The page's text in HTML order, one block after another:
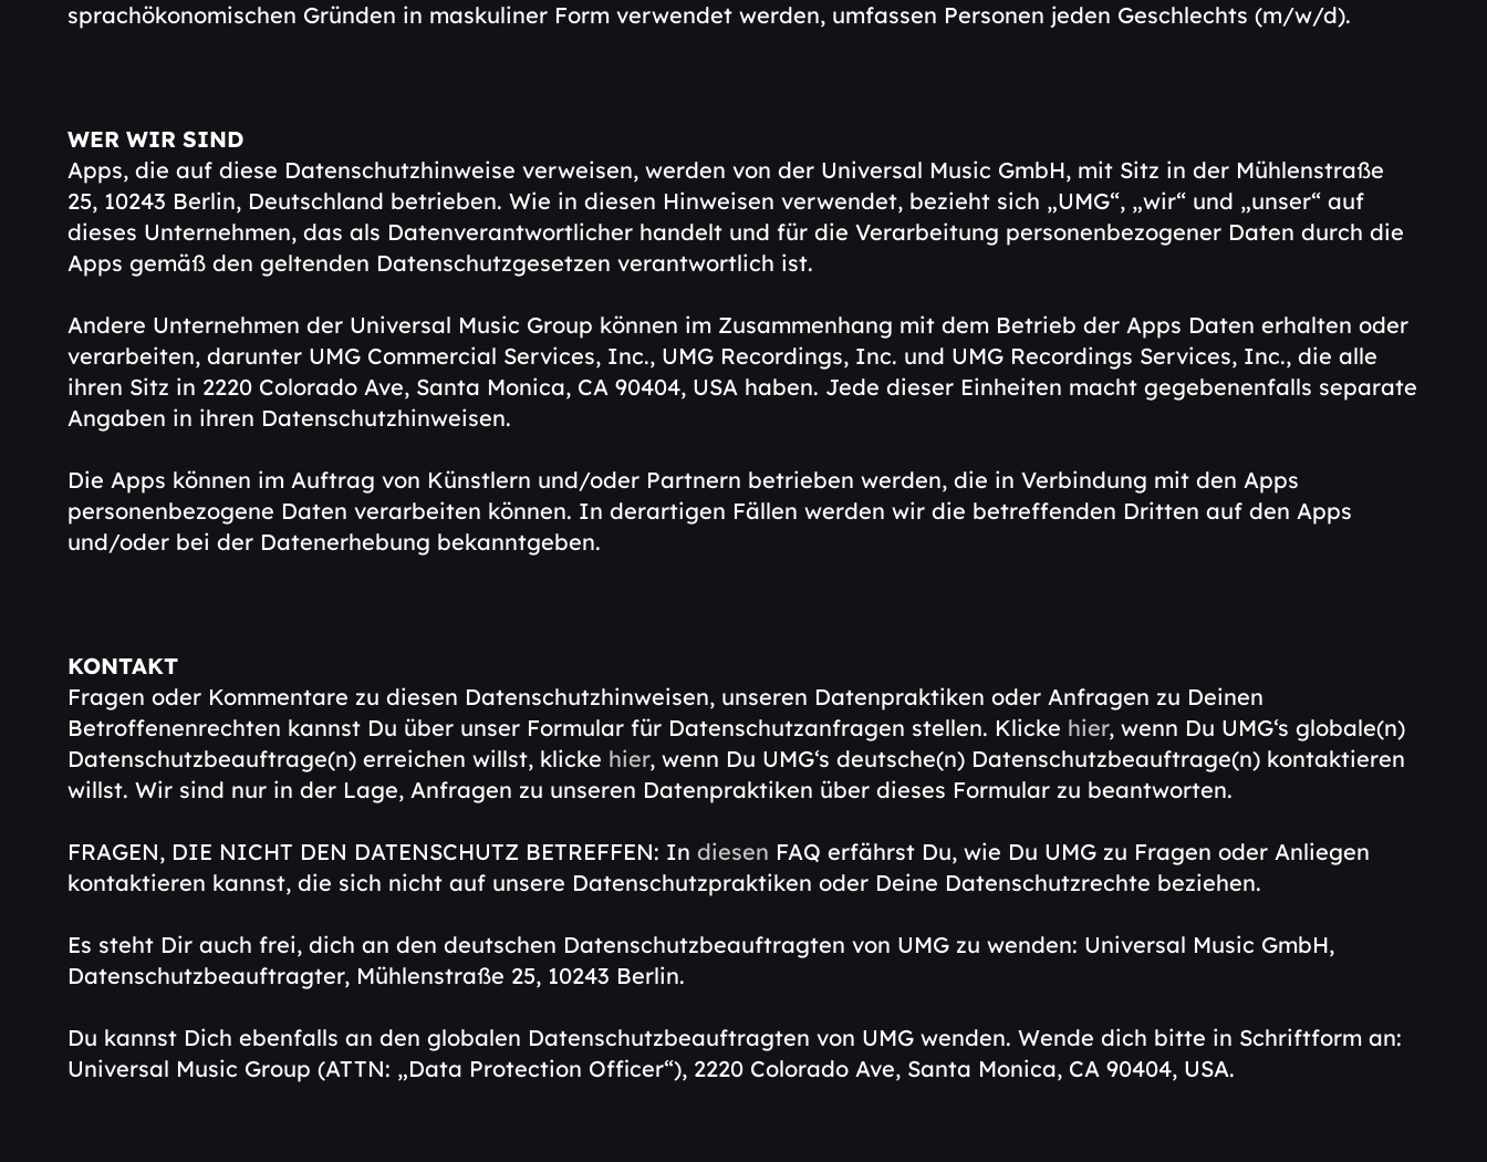
sprachökonomischen Gründen in maskuliner Form verwendet werden, umfassen Personen jeden Geschlechts (m/w/d).
WER WIR SIND
Apps, die auf diese Datenschutzhinweise verweisen, werden von der Universal Music GmbH, mit Sitz in der Mühlenstraße
25, 10243 Berlin, Deutschland betrieben. Wie in diesen Hinweisen verwendet, bezieht sich „UMG“, „wir“ und „unser“ auf
dieses Unternehmen, das als Datenverantwortlicher handelt und für die Verarbeitung personenbezogener Daten durch die
Apps gemäß den geltenden Datenschutzgesetzen verantwortlich ist.
Andere Unternehmen der Universal Music Group können im Zusammenhang mit dem Betrieb der Apps Daten erhalten oder
verarbeiten, darunter UMG Commercial Services, Inc., UMG Recordings, Inc. und UMG Recordings Services, Inc., die alle
ihren Sitz in 2220 Colorado Ave, Santa Monica, CA 90404, USA haben. Jede dieser Einheiten macht gegebenenfalls separate
Angaben in ihren Datenschutzhinweisen.
Die Apps können im Auftrag von Künstlern und/oder Partnern betrieben werden, die in Verbindung mit den Apps
personenbezogene Daten verarbeiten können. In derartigen Fällen werden wir die betreffenden Dritten auf den Apps
und/oder bei der Datenerhebung bekanntgeben.
KONTAKT
Fragen oder Kommentare zu diesen Datenschutzhinweisen, unseren Datenpraktiken oder Anfragen zu Deinen
Betroffenenrechten kannst Du über unser Formular für Datenschutzanfragen stellen. Klicke hier, wenn Du UMG‘s globale(n)
Datenschutzbeauftrage(n) erreichen willst, klicke hier, wenn Du UMG‘s deutsche(n) Datenschutzbeauftrage(n) kontaktieren
willst. Wir sind nur in der Lage, Anfragen zu unseren Datenpraktiken über dieses Formular zu beantworten.
FRAGEN, DIE NICHT DEN DATENSCHUTZ BETREFFEN: In diesen FAQ erfährst Du, wie Du UMG zu Fragen oder Anliegen
kontaktieren kannst, die sich nicht auf unsere Datenschutzpraktiken oder Deine Datenschutzrechte beziehen.
Es steht Dir auch frei, dich an den deutschen Datenschutzbeauftragten von UMG zu wenden: Universal Music GmbH,
Datenschutzbeauftragter, Mühlenstraße 25, 10243 Berlin.
Du kannst Dich ebenfalls an den globalen Datenschutzbeauftragten von UMG wenden. Wende dich bitte in Schriftform an:
Universal Music Group (ATTN: „Data Protection Officer“), 2220 Colorado Ave, Santa Monica, CA 90404, USA.